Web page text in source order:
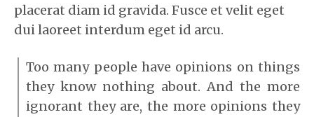
placerat diam id gravida. Fusce et velit eget
dui laoreet interdum eget id arcu.
Too many people have opinions on things
they know nothing about. And the more
ignorant they are, the more opinions they